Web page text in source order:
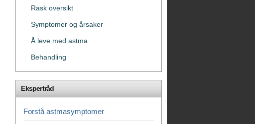
Rask oversikt
Symptomer og årsaker
Å leve med astma
Behandling
Ekspertråd
Forstå astmasymptomer